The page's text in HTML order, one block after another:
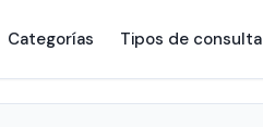
Categorías Tipos de consulta